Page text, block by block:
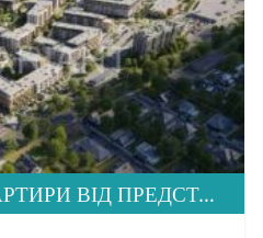
ПРОДАЮТЬСЯ КВАРТИРИ ВІД ПРЕДСТАВНИКА ЗАБУДОВНИКА, ЖК CENTRAL PARK